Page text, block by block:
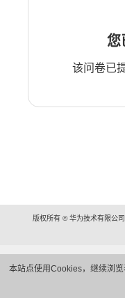
本站点使用Cookies，继续浏
您
该问卷已
版权所有 © 华为技术有限公